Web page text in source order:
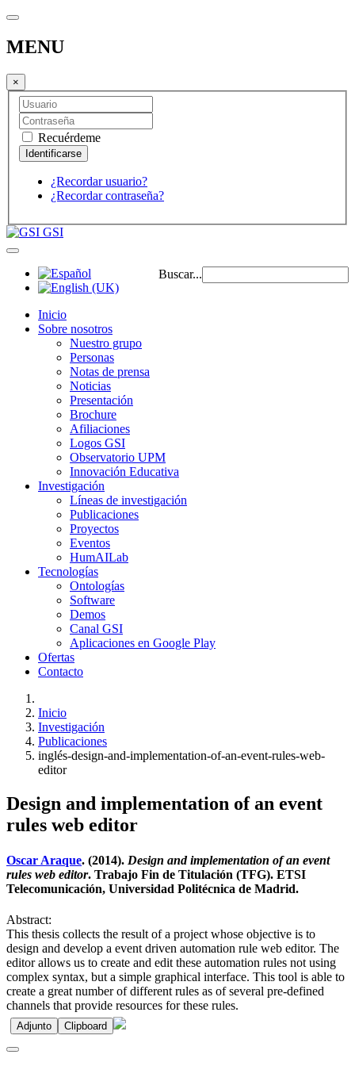
MENU
×
Recuérdeme
¿Recordar usuario?
¿Recordar contraseña?
GSI
Buscar...
Inicio
Sobre nosotros
Nuestro grupo
Personas
Notas de prensa
Noticias
Presentación
Brochure
Afiliaciones
Logos GSI
Observatorio UPM
Innovación Educativa
Investigación
Líneas de investigación
Publicaciones
Proyectos
Eventos
HumAILab
Tecnologías
Ontologías
Software
Demos
Canal GSI
Aplicaciones en Google Play
Ofertas
Contacto
Inicio
Investigación
Publicaciones
inglés-design-and-implementation-of-an-event-rules-web-
editor
Design and implementation of an event
rules web editor
Oscar Araque. (2014). Design and implementation of an event
rules web editor. Trabajo Fin de Titulación (TFG). ETSI
Telecomunicación, Universidad Politécnica de Madrid.
Abstract:
This thesis collects the result of a project whose objective is to
design and develop a event driven automation rule web editor. The
editor allows us to create and edit these automation rules not using
complex syntax, but a simple graphical interface. This tool is able to
create a great number of different rules as of several pre-defined
channels that provide resources for these rules.
Adjunto Clipboard